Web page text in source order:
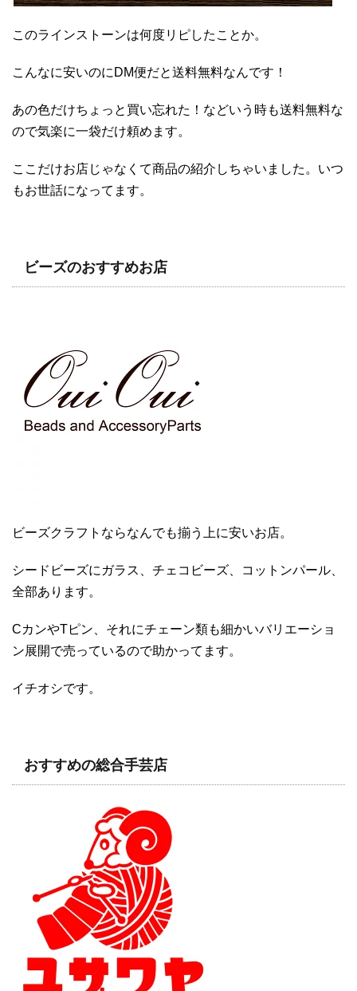
このラインストーンは何度リピしたことか。
こんなに安いのにDM便だと送料無料なんです！
あの色だけちょっと買い忘れた！などいう時も送料無料な
ので気楽に一袋だけ頼めます。
ここだけお店じゃなくて商品の紹介しちゃいました。いつ
もお世話になってます。
ビーズのおすすめお店
ビーズクラフトならなんでも揃う上に安いお店。
シードビーズにガラス、チェコビーズ、コットンパール、
全部あります。
CカンやTピン、それにチェーン類も細かいバリエーショ
ン展開で売っているので助かってます。
イチオシです。
おすすめの総合手芸店